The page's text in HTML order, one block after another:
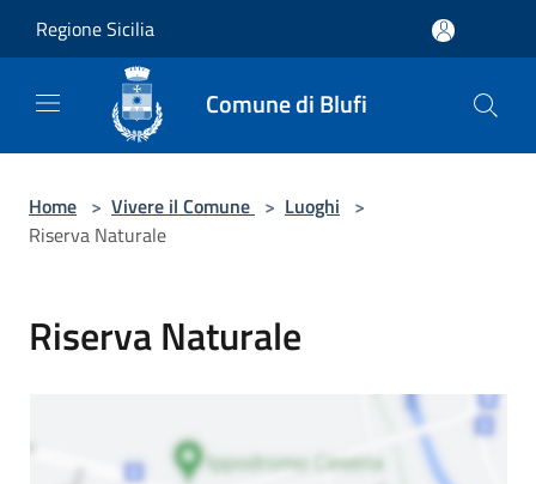
Regione Sicilia
Comune di Blufi
Home > Vivere il Comune > Luoghi >
Riserva Naturale
Riserva Naturale